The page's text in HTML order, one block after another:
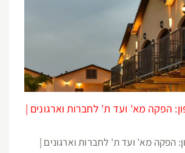
הפקה מא' ועד ת' לחברות וארגונים |
הפקה מא' ועד ת' לחברות וארגונים |